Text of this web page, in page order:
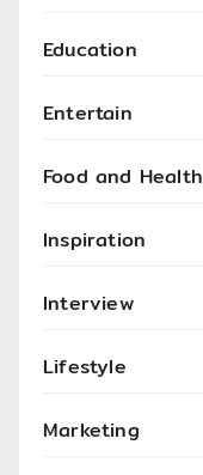
Education
Entertain
Food and Health
Inspiration
Interview
Lifestyle
Marketing